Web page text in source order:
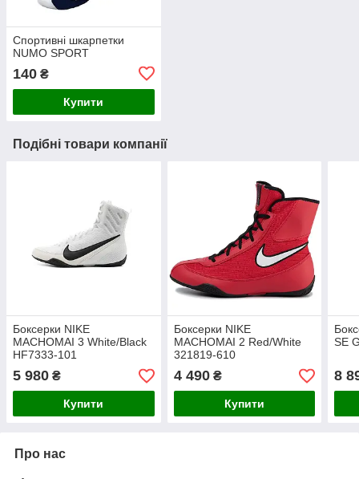
Спортивні шкарпетки
NUMO SPORT
140 ₴
Купити
Подібні товари компанії
Боксерки NIKE
MACHOMAI 3 White/Black
HF7333-101
5 980 ₴
Купити
Боксерки NIKE
MACHOMAI 2 Red/White
321819-610
4 490₴
Купити
SE
8
Про нас